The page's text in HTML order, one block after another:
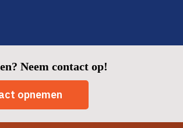
Neem contact op!
opnemen